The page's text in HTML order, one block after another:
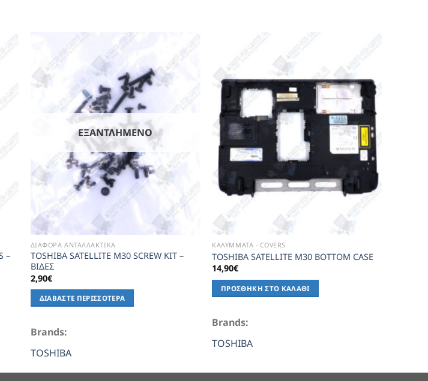
–
Add to
Wishlist
ΕΞΑΝΤΛΗΜΈΝΟ
ΔΙΑΦΟΡΑ ΑΝΤΑΛΛΑΚΤΙΚΑ
TOSHIBA SATELLITE M30 SCREW KIT –
ΒΙΔΕΣ
2,90€
ΔΙΑΒΆΣΤΕ ΠΕΡΙΣΣΌΤΕΡΑ
Brands:
TOSHIBA
Wishlist
ΚΑΛΥΜΜΑΤΑ - COVERS
TOSHIBA SATELLITE M30 BOTTOM CASE
14,90€
ΠΡΟΣΘΉΚΗ ΣΤΟ ΚΑΛΆΘΙ
Brands:
TOSHIBA